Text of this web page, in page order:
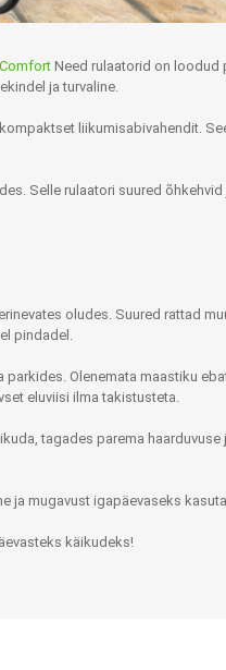
Valga
Need rulaatorid on loodud
ja turvaline.
liikumisabivahendit.
Selle rulaatori suured õhkehvid
oludes. Suured rattad
pindadel.
Olenemata maastiku
eluviisi ilma takistusteta.
tagades parema haarduvuse
ja mugavust igapäevaseks
käikudeks!